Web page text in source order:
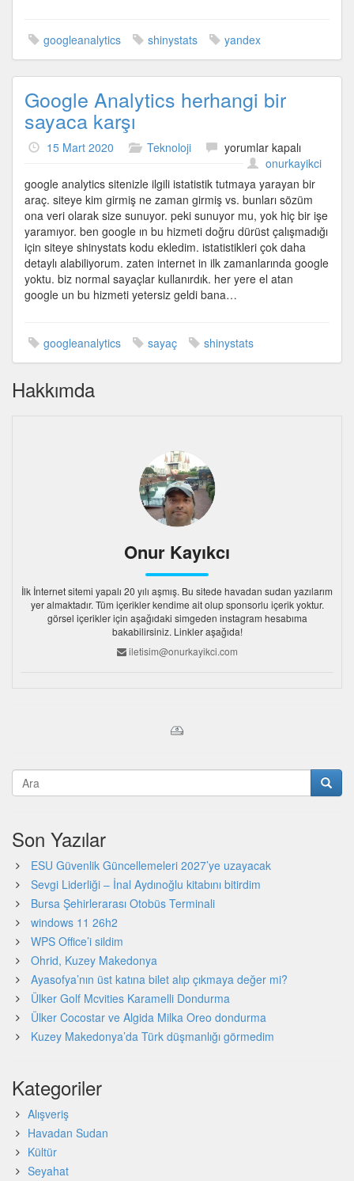
googleanalytics shinystats yandex
Google Analytics herhangi bir
sayaca karşı
15 Mart 2020 Teknoloji
Google
Analytics
herhangi
bir
sayaca
karşı
için
yorumlar kapalı
onurkayikci
google analytics sitenizle ilgili istatistik tutmaya yarayan bir
araç. siteye kim girmiş ne zaman girmiş vs. bunları sözüm
ona veri olarak size sunuyor. peki sunuyor mu, yok hiç bir işe
yaramıyor. ben google ın bu hizmeti doğru dürüst çalışmadığı
için siteye shinystats kodu ekledim. istatistikleri çok daha
detaylı alabiliyorum. zaten internet in ilk zamanlarında google
yoktu. biz normal sayaçlar kullanırdık. her yere el atan
google un bu hizmeti yetersiz geldi bana…
googleanalytics sayaç shinystats
Hakkımda
Onur Kayıkcı
İlk İnternet sitemi yapalı 20 yılı aşmış. Bu sitede havadan sudan yazılarım
yer almaktadır. Tüm içerikler kendime ait olup sponsorlu içerik yoktur.
görsel içerikler için aşağıdaki simgeden instagram hesabıma
bakabilirsiniz. Linkler aşağıda!
iletisim@onurkayikci.com
Son Yazılar
ESU Güvenlik Güncellemeleri 2027’ye uzayacak
Sevgi Liderliği – İnal Aydınoğlu kitabını bitirdim
Bursa Şehirlerarası Otobüs Terminali
windows 11 26h2
WPS Office’i sildim
Ohrid, Kuzey Makedonya
Ayasofya’nın üst katına bilet alıp çıkmaya değer mi?
Ülker Golf Mcvities Karamelli Dondurma
Ülker Cocostar ve Algida Milka Oreo dondurma
Kuzey Makedonya’da Türk düşmanlığı görmedim
Kategoriler
Alışveriş
Havadan Sudan
Kültür
Seyahat